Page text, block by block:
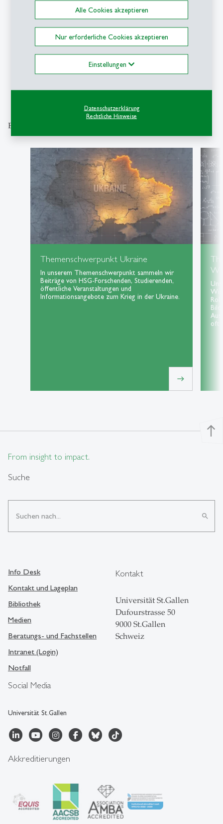
Alle Cookies akzeptieren
Nur erforderliche Cookies akzeptieren
Einstellungen
Datenschutzerklärung
Rechtliche Hinweise
NextGen Impact Forum: HSG-
Studierende treiben konkrete
Nachhaltigkeitsprojekte voran
1 2 3 4
Entdecken Sie unsere Themenschwerpunkte
Themenschwerpunkt Ukraine
In unserem Themenschwerpunkt sammeln wir
Beiträge von HSG-Forschenden, Studierenden,
öffentliche Veranstaltungen und
Informationsangebote zum Krieg in der Ukraine.
east
oft
north
From insight to impact.
Suche
search
Social Media
Universität St.Gallen
Info Desk
Kontakt und Lageplan
Bibliothek
Medien
Beratungs- und Fachstellen
Intranet (Login)
Notfall
Kontakt
Universität St.Gallen
Dufourstrasse 50
9000 St.Gallen
Schweiz
Akkreditierungen